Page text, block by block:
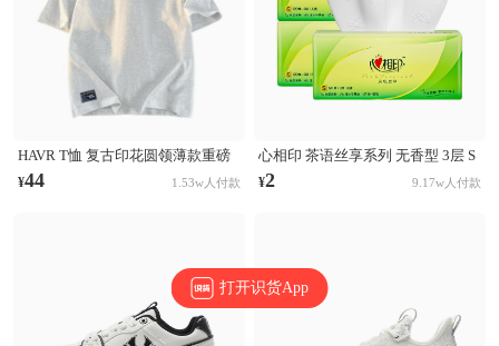
HAVR T恤 复古印花圆领薄款重磅
纯棉短袖T恤 21A2201T923 白花灰
¥44 1.53w人付款
心相印 茶语丝享系列 无香型 3层 S
码 132×190mm 抽纸
¥2 9.17w人付款
打开识货App